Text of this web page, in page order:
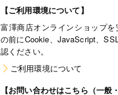
【ご利用環境について】
富澤商店オンラインショップ
の前にCookie、JavaScript、
認ください。
ご利用環境について
【お問い合わせはこちら（一般